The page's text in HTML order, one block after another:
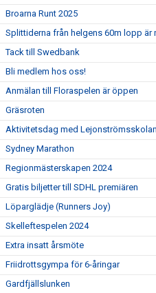
Broarna Runt 2025
Splittiderna från helgens 60m lopp är
Tack till Swedbank
Bli medlem hos oss!
Anmälan till Floraspelen är öppen
Gräsroten
Aktivitetsdag med Lejonströmsskolan
Sydney Marathon
Regionmästerskapen 2024
Gratis biljetter till SDHL premiären
Löparglädje (Runners Joy)
Skelleftespelen 2024
Extra insatt årsmöte
Friidrottsgympa för 6-åringar
Gardfjällslunken